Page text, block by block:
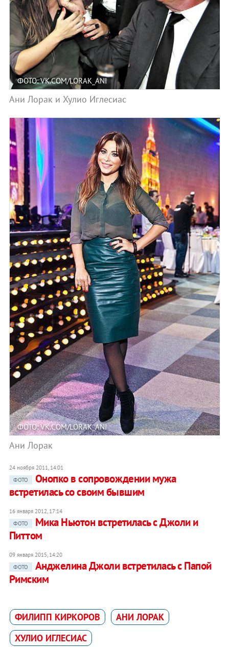
ФОТО: VK.COM/LORAK_ANI
Ани Лорак и Хулио Иглесиас
ФОТО: VK.COM/LORAK_ANI
Ани Лорак
24 ноября 2011, 14:01
ФОТО
Онопко в сопровождении мужа
встретилась со своим бывшим
16 января 2012, 17:14
ФОТО
Мика Ньютон встретилась с Джоли и
Питтом
09 января 2015, 14:20
ФОТО
Анджелина Джоли встретилась с Папой
Римским
ФИЛИПП КИРКОРОВ
АНИ ЛОРАК
ХУЛИО ИГЛЕСИАС